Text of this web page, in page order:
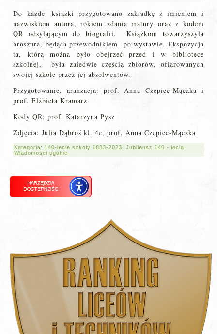
Do każdej książki przygotowano zakładkę z imieniem i
nazwiskiem autora, rokiem zdania matury oraz z kodem
QR odsyłającym do biografii. Książkom towarzyszyła
broszura, będąca przewodnikiem po wystawie. Ekspozycja
ta, którą można było obejrzeć przed i w bibliotece
szkolnej, była zaledwie częścią zbiorów, ofiarowanych
swojej szkole przez jej absolwentów.
Przygotowanie, aranżacja: prof. Anna Czepiec-Mączka i
prof. Elżbieta Kramarz
Kody QR: prof. Katarzyna Pysz
Zdjęcia: Julia Dąbroś kl. 4c, prof. Anna Czepiec-Mączka
Kategoria: 140-lecie szkoły 1883-2023 ,Jubileusz 140 - lecia
Wiadomości ogólne